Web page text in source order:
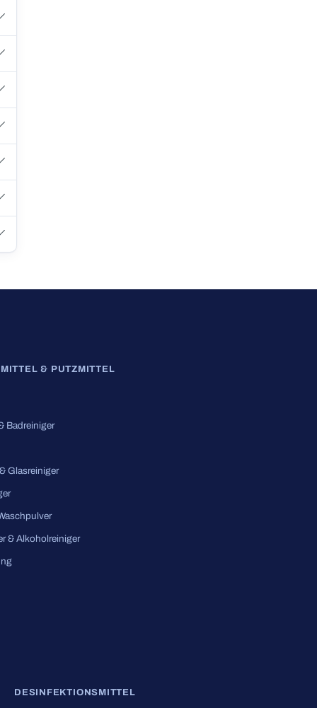
& PUTZMITTEL
Badreiniger
Glasreiniger
& Alkoholreiniger
DESINFEKTIONSMITTEL